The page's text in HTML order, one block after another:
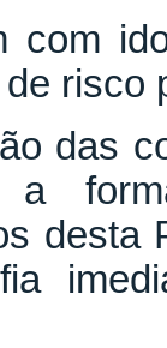
com
risco
das
a
desta